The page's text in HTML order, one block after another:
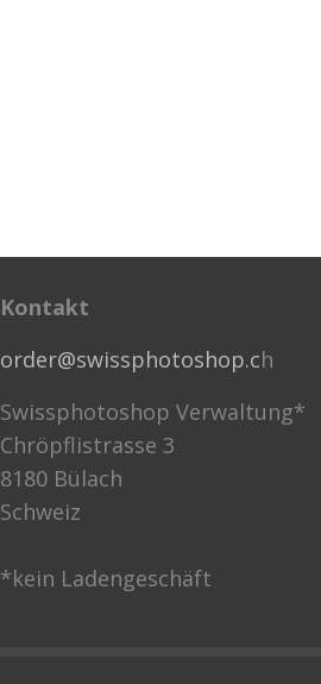
Kontakt
order@swissphotoshop.ch
Swissphotoshop Verwaltung*
Chröpflistrasse 3
8180 Bülach
Schweiz
*kein Ladengeschäft